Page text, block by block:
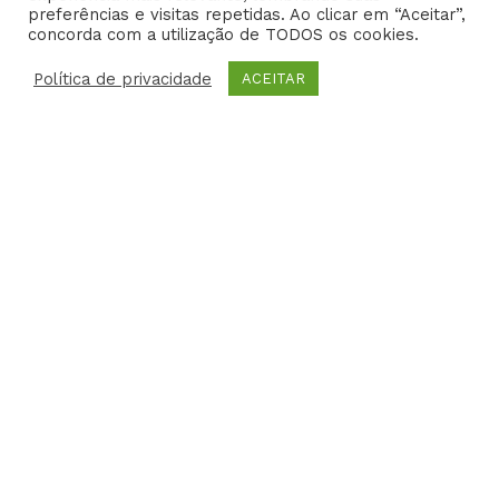
-
f
m
-
i
n
l
u
EFS – Estudo em Foco Saúde 2014- Todos os direitos
reservados | Criative Web
preferências e visitas repetidas. Ao clicar em “Aceitar”,
concorda com a utilização de TODOS os cookies.
Política de privacidade ACEITAR